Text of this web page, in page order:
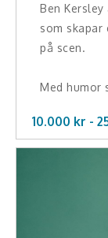
Ben
som skapar
på scen.
Med humor
10.000 kr -